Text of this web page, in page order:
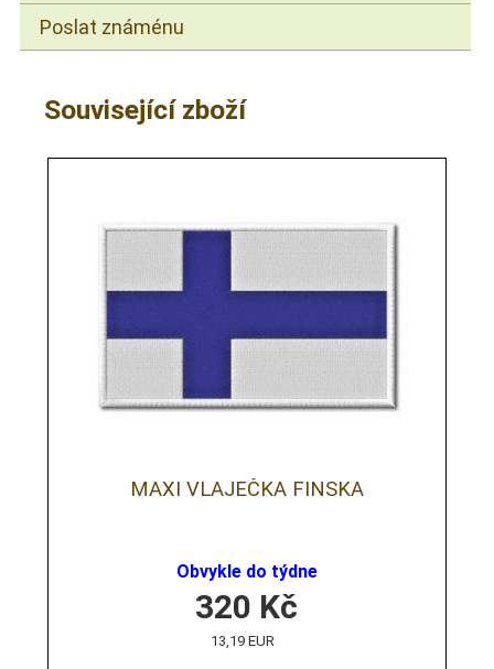
Poslat známénu
Související zboží
MAXI VLAJEČKA FINSKA
Obvykle do týdne
320 Kč
13,19 EUR